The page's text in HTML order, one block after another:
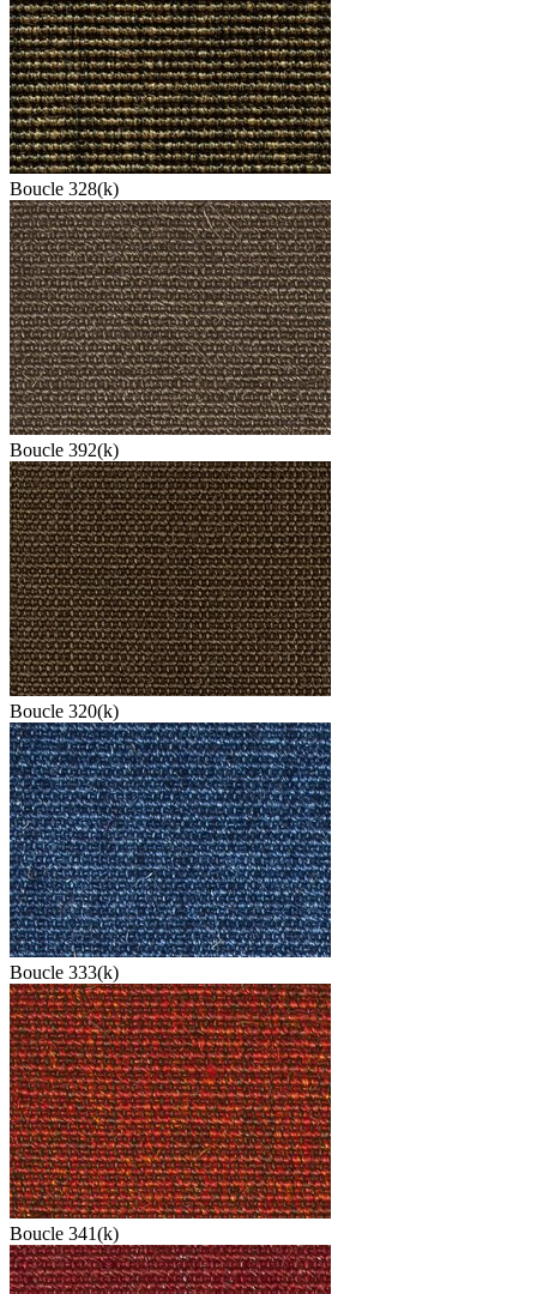
Boucle 328(k)
Boucle 392(k)
Boucle 320(k)
Boucle 333(k)
Boucle 341(k)